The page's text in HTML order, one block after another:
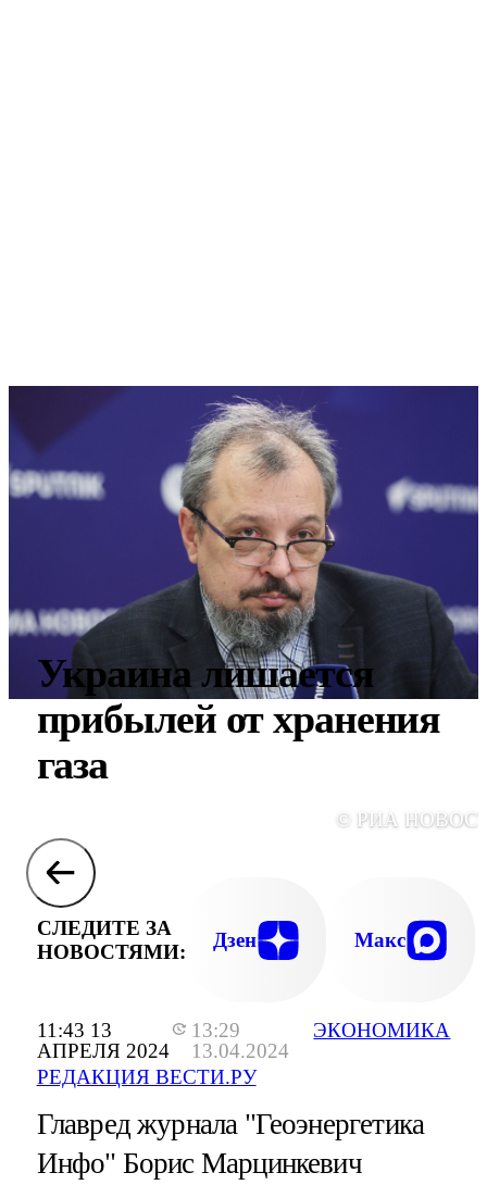
11:43 13
АПРЕЛЯ 2024
13:29
13.04.2024
РЕДАКЦИЯ ВЕСТИ.РУ
ЭКОНОМИКА
Украина лишается
прибылей от хранения
газа
© РИА
СЛЕДИТЕ ЗА
НОВОСТЯМИ:
Дзен Макс
Главред журнала "Геоэнергетика
Инфо" Борис Марцинкевич